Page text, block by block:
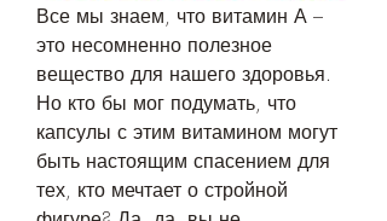
Все мы знаем, что витамин А –
это несомненно полезное
вещество для нашего здоровья.
Но кто бы мог подумать, что
капсулы с этим витамином могут
быть настоящим спасением для
тех, кто мечтает о стройной